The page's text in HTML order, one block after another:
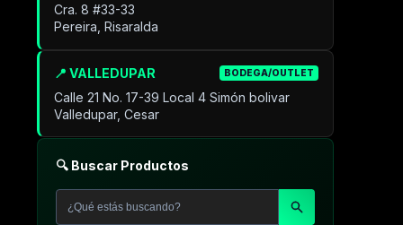
📍 VALLEDUPAR BODEGA/OUTLET
Calle 21 No. 17-39 Local 4 Simón bolivar
Valledupar, Cesar
Cra. 8 #33-33
Pereira, Risaralda
🔍 Buscar Productos